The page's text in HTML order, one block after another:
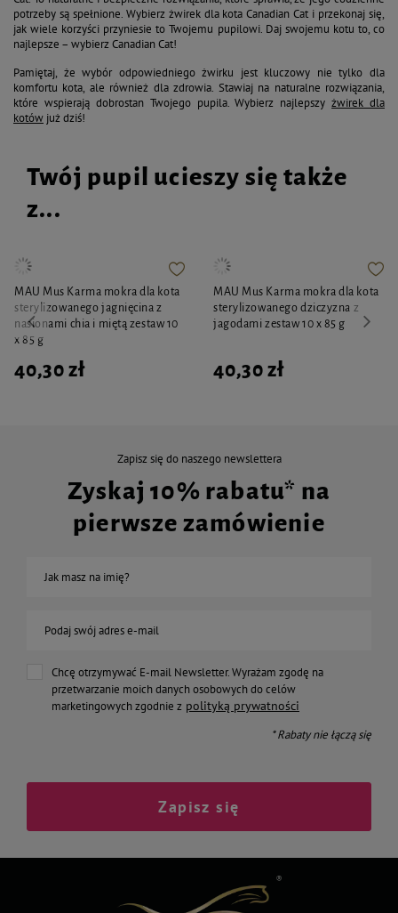
potrzeby są spełnione. Wybierz żwirek dla kota Canadian Cat i przekonaj się,
jak wiele korzyści przyniesie to Twojemu pupilowi. Daj swojemu kotu to, co
najlepsze – wybierz Canadian Cat!
Pamiętaj, że wybór odpowiedniego żwirku jest kluczowy nie tylko dla
komfortu kota, ale również dla zdrowia. Stawiaj na naturalne rozwiązania,
które wspierają dobrostan Twojego pupila. Wybierz najlepszyżwirek dla
kotów już dziś!
Twój pupil ucieszy się także
z...
MAU Mus Karma mokra dla kota
sterylizowanego jagnięcina z
nasionami chia i miętą zestaw 10
x 85 g
40,30 zł
MAU Mus Karma mokra dla kota
sterylizowanego dziczyzna z
jagodami zestaw 10 x 85 g
40,30 zł
Zapisz się do naszego newslettera
Zyskaj 10% rabatu* na
pierwsze zamówienie
Jak masz na imię?
Podaj swój adres e-mail
Chcę otrzymywać E-mail Newsletter. Wyrażam zgodę na
przetwarzanie moich danych osobowych do celów
marketingowych zgodnie z polityką prywatności
* Rabaty nie łączą się
Zapisz się